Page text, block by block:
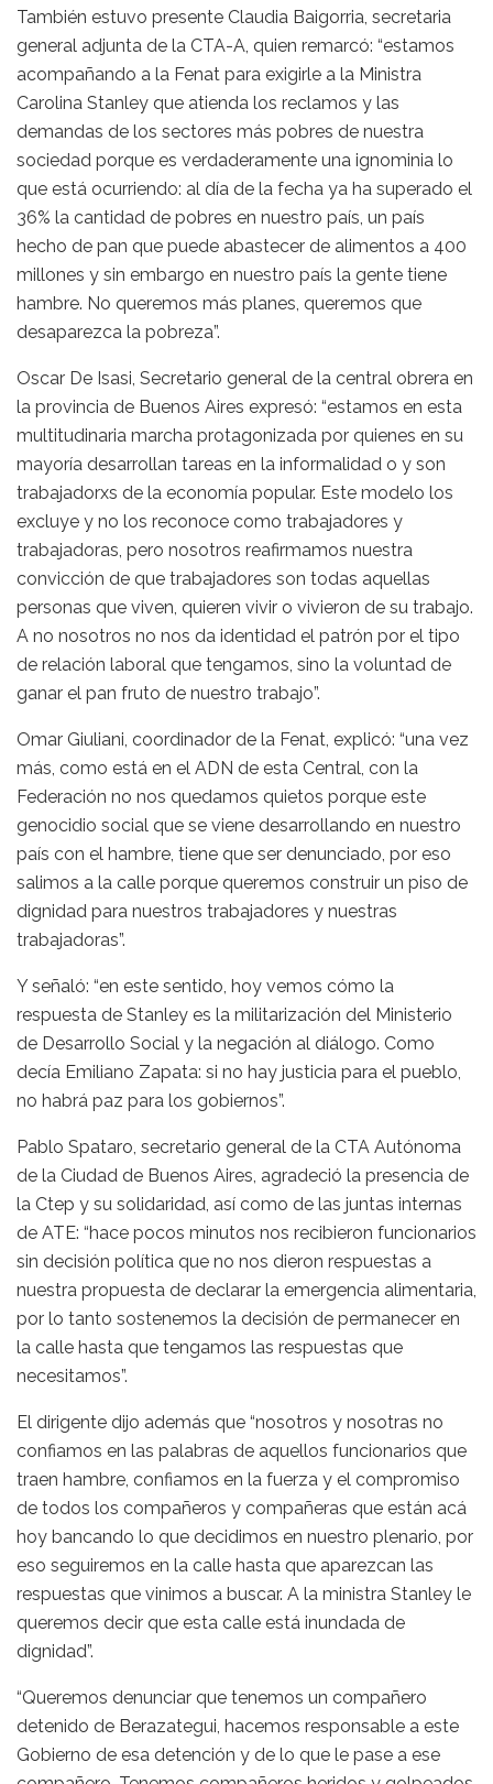
También estuvo presente Claudia Baigorria, secretaria
general adjunta de la CTA-A, quien remarcó: “estamos
acompañando a la Fenat para exigirle a la Ministra
Carolina Stanley que atienda los reclamos y las
demandas de los sectores más pobres de nuestra
sociedad porque es verdaderamente una ignominia lo
que está ocurriendo: al día de la fecha ya ha superado el
36% la cantidad de pobres en nuestro país, un país
hecho de pan que puede abastecer de alimentos a 400
millones y sin embargo en nuestro país la gente tiene
hambre. No queremos más planes, queremos que
desaparezca la pobreza”.
Oscar De Isasi, Secretario general de la central obrera en
la provincia de Buenos Aires expresó: “estamos en esta
multitudinaria marcha protagonizada por quienes en su
mayoría desarrollan tareas en la informalidad o y son
trabajadorxs de la economía popular. Este modelo los
excluye y no los reconoce como trabajadores y
trabajadoras, pero nosotros reafirmamos nuestra
convicción de que trabajadores son todas aquellas
personas que viven, quieren vivir o vivieron de su trabajo.
A no nosotros no nos da identidad el patrón por el tipo
de relación laboral que tengamos, sino la voluntad de
ganar el pan fruto de nuestro trabajo”.
Omar Giuliani, coordinador de la Fenat, explicó: “una vez
más, como está en el ADN de esta Central, con la
Federación no nos quedamos quietos porque este
genocidio social que se viene desarrollando en nuestro
país con el hambre, tiene que ser denunciado, por eso
salimos a la calle porque queremos construir un piso de
dignidad para nuestros trabajadores y nuestras
trabajadoras”.
Y señaló: “en este sentido, hoy vemos cómo la
respuesta de Stanley es la militarización del Ministerio
de Desarrollo Social y la negación al diálogo. Como
decía Emiliano Zapata: si no hay justicia para el pueblo,
no habrá paz para los gobiernos”.
Pablo Spataro, secretario general de la CTA Autónoma
de la Ciudad de Buenos Aires, agradeció la presencia de
la Ctep y su solidaridad, así como de las juntas internas
de ATE: “hace pocos minutos nos recibieron funcionarios
sin decisión política que no nos dieron respuestas a
nuestra propuesta de declarar la emergencia alimentaria,
por lo tanto sostenemos la decisión de permanecer en
la calle hasta que tengamos las respuestas que
necesitamos”.
El dirigente dijo además que “nosotros y nosotras no
confiamos en las palabras de aquellos funcionarios que
traen hambre, confiamos en la fuerza y el compromiso
de todos los compañeros y compañeras que están acá
hoy bancando lo que decidimos en nuestro plenario, por
eso seguiremos en la calle hasta que aparezcan las
respuestas que vinimos a buscar. A la ministra Stanley le
queremos decir que esta calle está inundada de
dignidad”.
“Queremos denunciar que tenemos un compañero
detenido de Berazategui, hacemos responsable a este
Gobierno de esa detención y de lo que le pase a ese